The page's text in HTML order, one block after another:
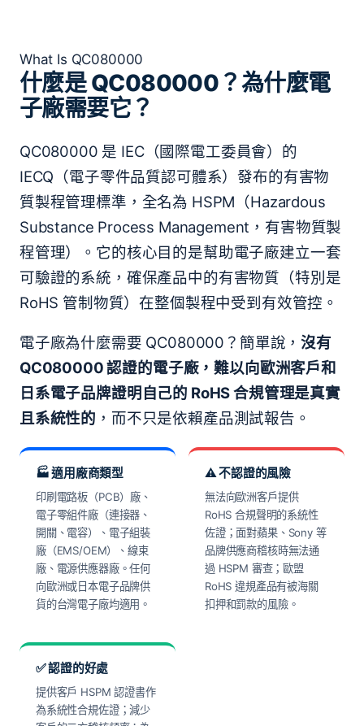
What Is QC080000
什麼是 QC080000？為什麼電
子廠需要它？
QC080000 是 IEC（國際電工委員會）的
IECQ（電子零件品質認可體系）發布的有害物
質製程管理標準，全名為 HSPM（Hazardous
Substance Process Management，有害物質製
程管理）。它的核心目的是幫助電子廠建立一套
可驗證的系統，確保產品中的有害物質（特別是
RoHS 管制物質）在整個製程中受到有效管控。
電子廠為什麼需要 QC080000？簡單說，沒有
QC080000 認證的電子廠，難以向歐洲客戶和
日系電子品牌證明自己的 RoHS 合規管理是真實
且系統性的 ，而不只是依賴產品測試報告。
🏭 適用廠商類型
印刷電路板（PCB）廠、
電子零組件廠（連接器、
開關、電容）、電子組裝
廠（EMS/OEM）、線束
廠、電源供應器廠。任何
向歐洲或日本電子品牌供
貨的台灣電子廠均適用。
⚠️ 不認證的風險
無法向歐洲客戶提供
RoHS 合規聲明的系統性
佐證；面對蘋果、Sony 等
品牌供應商稽核時無法通
過 HSPM 審查；歐盟
RoHS 違規產品有被海關
扣押和罰款的風險。
✅ 認證的好處
提供客戶 HSPM 認證書作
為系統性合規佐證；減少